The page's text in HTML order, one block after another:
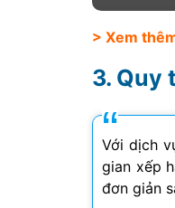
> Xem
Quy
Với dịch
gian xếp
đơn giản